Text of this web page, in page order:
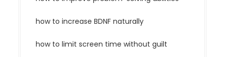
how to increase BDNF naturally
how to limit screen time without guilt